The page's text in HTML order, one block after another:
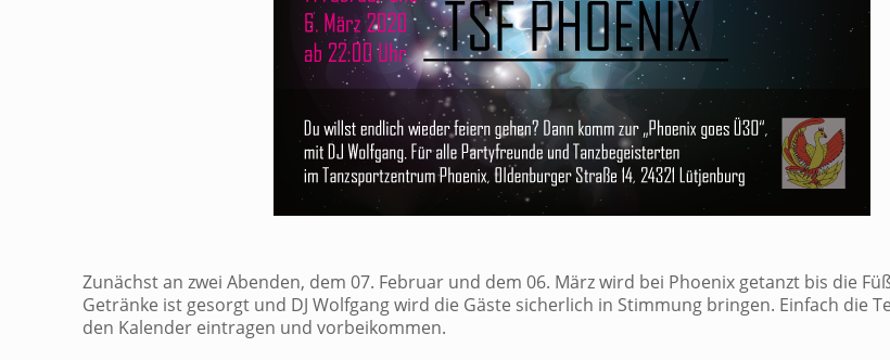
Zunächst an zwei Abenden, dem 07. Februar und dem 06. März wird bei Phoenix getanzt bis die
Getränke ist gesorgt und DJ Wolfgang wird die Gäste sicherlich in Stimmung bringen. Einfach die
den Kalender eintragen und vorbeikommen.